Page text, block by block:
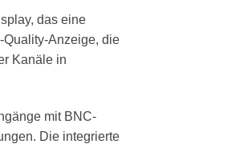
das eine
Anzeige, die
Kanäle in
mit BNC-
Die integrierte